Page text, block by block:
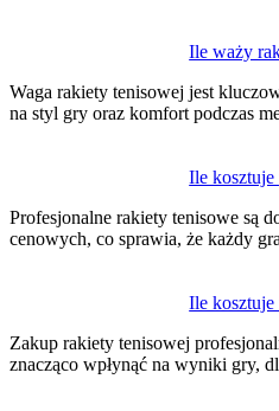
Ile waży
Waga rakiety tenisowej jest
na styl gry oraz komfort podczas
Ile kosztuje
Profesjonalne rakiety tenisowe są
cenowych, co sprawia, że każdy
Ile kosztuje
Zakup rakiety tenisowej
znacząco wpłynąć na wyniki gry,